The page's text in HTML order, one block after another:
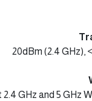
GHz and 5 GHz